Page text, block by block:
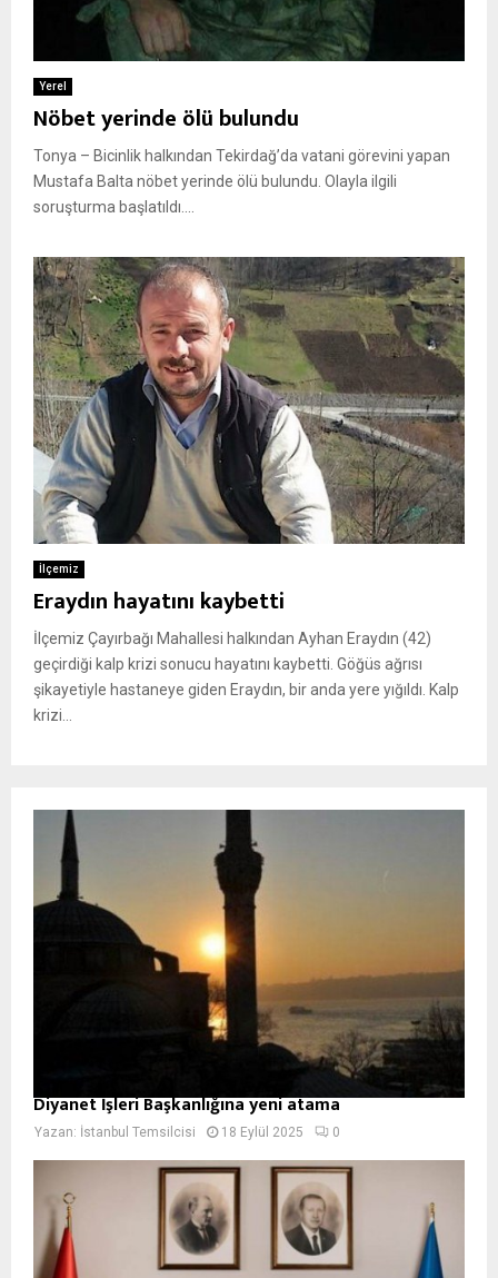
Yerel
Nöbet yerinde ölü bulundu
Tonya – Bicinlik halkından Tekirdağ’da vatani görevini yapan
Mustafa Balta nöbet yerinde ölü bulundu. Olayla ilgili
soruşturma başlatıldı....
İlçemiz
Eraydın hayatını kaybetti
İlçemiz Çayırbağı Mahallesi halkından Ayhan Eraydın (42)
geçirdiği kalp krizi sonucu hayatını kaybetti. Göğüs ağrısı
şikayetiyle hastaneye giden Eraydın, bir anda yere yığıldı. Kalp
krizi...
Diyanet İşleri Başkanlığına yeni atama
Yazan: İstanbul Temsilcisi 18 Eylül 2025 0